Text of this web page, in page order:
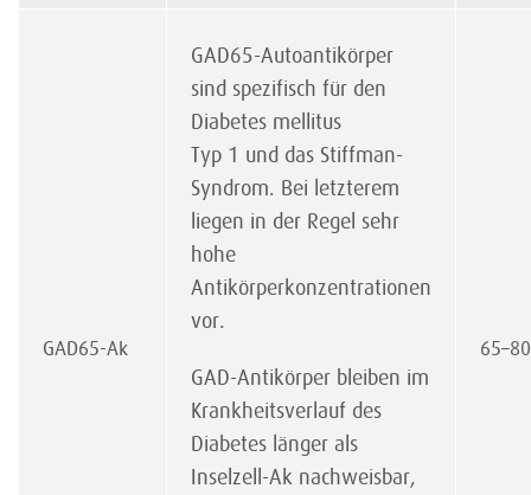
GAD65-Ak
GAD65-Autoantikörper
sind spezifisch für den
Diabetes mellitus
Typ 1 und das Stiffman-
Syndrom. Bei letzterem
liegen in der Regel sehr
hohe
Antikörperkonzentrationen
vor.
GAD-Antikörper bleiben im
Krankheitsverlauf des
Diabetes länger als
Inselzell-Ak nachweisbar,